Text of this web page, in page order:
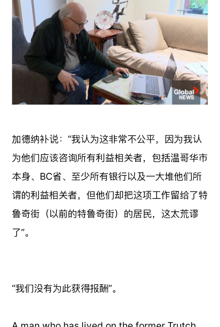
加德纳补说：“我认为这非常不公平，因为我认
为他们应该咨询所有利益相关者，包括温哥华市
本身、BC省、至少所有银行以及一大堆他们所
谓的利益相关者，但他们却把这项工作留给了特
鲁奇街（以前的特鲁奇街）的居民，这太荒谬
了”。
“我们没有为此获得报酬”。